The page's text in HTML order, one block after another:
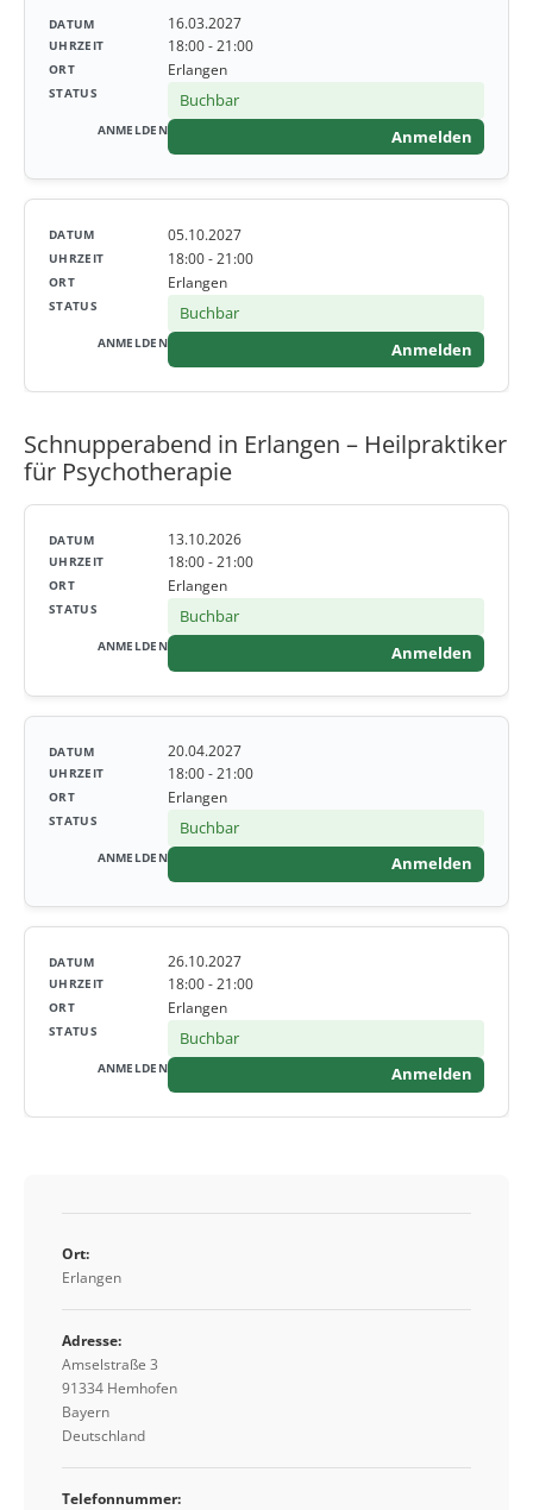
16.03.2027
18:00 - 21:00
Erlangen
Buchbar
Anmelden
05.10.2027
18:00 - 21:00
Erlangen
Buchbar
Anmelden
Schnupperabend in Erlangen – Heilpraktiker
für Psychotherapie
13.10.2026
18:00 - 21:00
Erlangen
Buchbar
Anmelden
20.04.2027
18:00 - 21:00
Erlangen
Buchbar
Anmelden
26.10.2027
18:00 - 21:00
Erlangen
Buchbar
Anmelden
Ort:
Erlangen
Adresse:
Amselstraße 3
91334 Hemhofen
Bayern
Deutschland
Telefonnummer: